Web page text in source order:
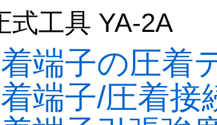
工具 YA-2A
端子の圧着
端子/圧着